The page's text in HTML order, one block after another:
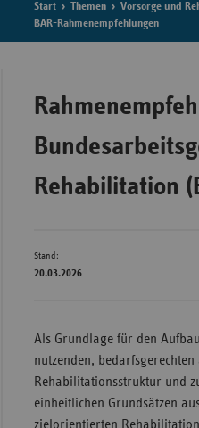
Start Themen Vorsorge und
BAR-Rahmenempfehlungen
Rehabilitation
Stand:
20.03.2026
Als Grundlage für den
nutzenden,
Rehabilitationsstruktur und
einheitlichen Grundsätzen
zielorientierten